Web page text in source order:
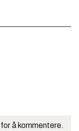
å kommentere.